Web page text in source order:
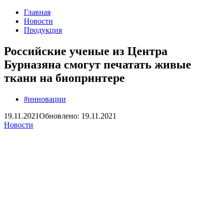
Главная
Новости
Продукция
Российские ученые из Центра
Бурназяна смогут печатать живые
ткани на биопринтере
#инновации
19.11.2021Обновлено: 19.11.2021
Новости